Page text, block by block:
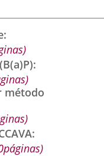
externa.externa.
método